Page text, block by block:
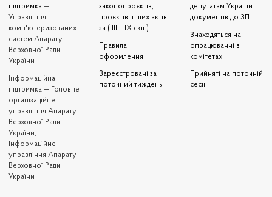
підтримка —
Управління
комп'ютеризованих
систем Апарату
Верховної Ради
України
Iнформаційна
підтримка — Головне
організаційне
управління Апарату
Верховної Ради
України,
Інформаційне
управління Апарату
Верховної Ради
України
законопроєктів,
проєктів інших актів
за ( III – IX скл.)
Правила
оформлення
Зареєстровані за
поточний тиждень
депутатам України
документів до ЗП
Знаходяться на
опрацюванні в
комітетах
Прийняті на поточній
сесії